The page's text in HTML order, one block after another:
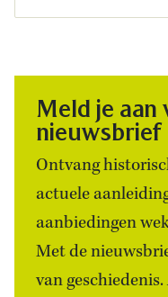
Meld je aan
nieuwsbrief
Ontvang
actuele
aanbiedingen
Met de
van